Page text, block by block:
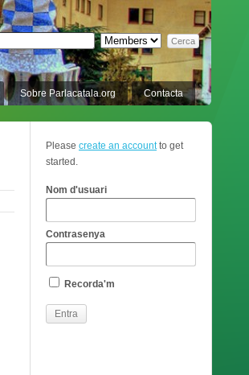
Sobre Parlacatala.org Contacta
Please create an accountto get
started.
Nom d'usuari
Contrasenya
Recorda'm